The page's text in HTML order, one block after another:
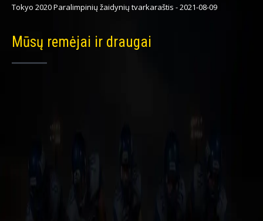
Tokyo 2020 Paralimpinių žaidynių tvarkaraštis -2021-08-09
Mūsų remėjai ir draugai